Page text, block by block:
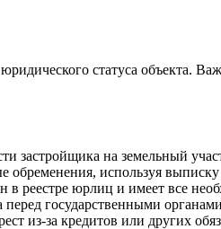
статуса
застройщика на земельный
обременения, используя
в реестре юрлиц и имеет все
государственными
из-за кредитов или других